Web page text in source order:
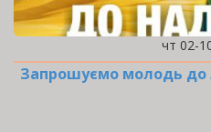
чт 02-
Запрошуємо молодь до